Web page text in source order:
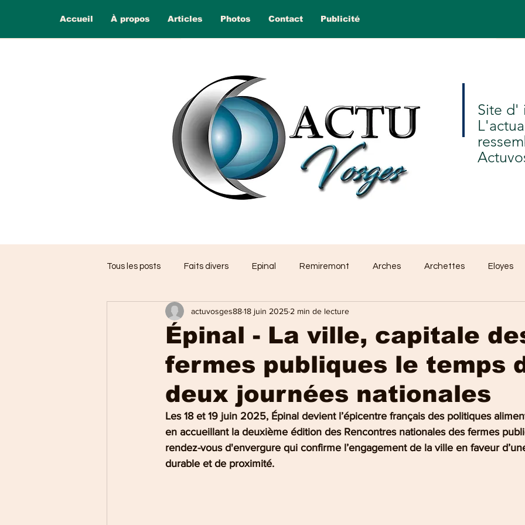
Accueil À propos Articles Photos Contact Publicité
Tous les posts Faits divers Epinal Remiremont Arches Archettes Eloyes
Saint-Nabord Dommartin Saint-Amé
Ballons des Hautes Vosges Sports en vosges Mirecourt Culture en
Région de Nancy
Charmes
Épinal - La ville, capitale
fermes publiques le temps
deux journées nationales
actuvosges8818 juin 2025 2 min de lecture
Les 18 et 19 juin 2025, Épinal devient l’épicentre français des politiques
en accueillant la deuxième édition des Rencontres nationales des fermes
rendez-vous d'envergure qui confirme l’engagement de la ville en faveur
durable et de proximité.
Site d'